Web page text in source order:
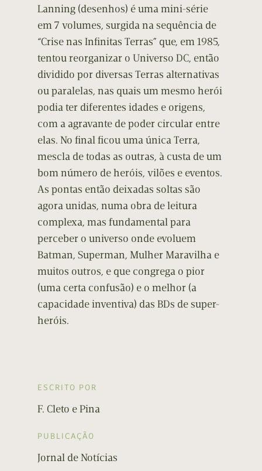
Lanning (desenhos) é uma mini-série
em 7 volumes, surgida na sequência de
“Crise nas Infinitas Terras” que, em 1985,
tentou reorganizar o Universo DC, então
dividido por diversas Terras alternativas
ou paralelas, nas quais um mesmo herói
podia ter diferentes idades e origens,
com a agravante de poder circular entre
elas. No final ficou uma única Terra,
mescla de todas as outras, à custa de um
bom número de heróis, vilões e eventos.
As pontas então deixadas soltas são
agora unidas, numa obra de leitura
complexa, mas fundamental para
perceber o universo onde evoluem
Batman, Superman, Mulher Maravilha e
muitos outros, e que congrega o pior
(uma certa confusão) e o melhor (a
capacidade inventiva) das BDs de super-
heróis.
ESCRITO POR
F. Cleto e Pina
PUBLICAÇÃO
Jornal de Notícias